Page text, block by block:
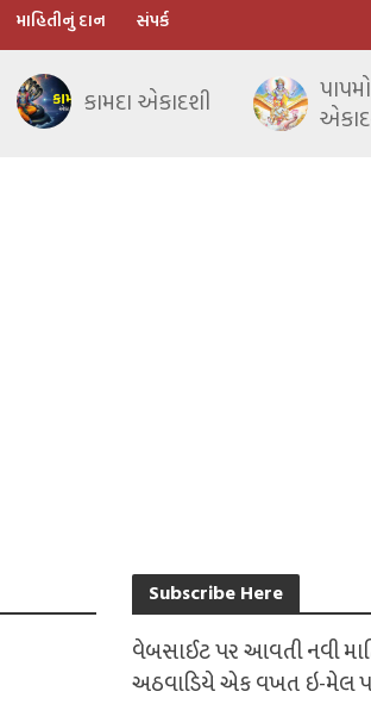
માહિતીનું દાન સંપર્ક
કામદા એકાદશી
Subscribe Here
વેબસાઈટ પર આવતી નવી
અઠવાડિયે એક વખત ઇ-મેલ